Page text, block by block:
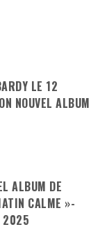
LE 12
NOUVEL ALBUM
ALBUM DE
CALME »-
2025